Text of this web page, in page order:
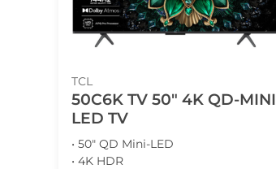
TCL
50C6K TV 50" 4K QD-MINI
LED TV
• 50" QD Mini-LED
• 4K HDR